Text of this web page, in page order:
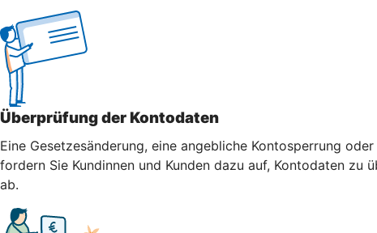
Überprüfung der Kontodaten
Eine Gesetzesänderung, eine angebliche Kontosperrung
fordern Sie Kundinnen und Kunden dazu auf, Kontodaten
ab.